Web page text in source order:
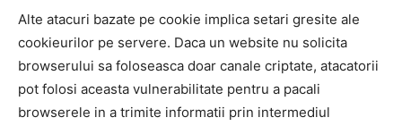
Alte atacuri bazate pe cookie implica setari gresite ale
cookieurilor pe servere. Daca un website nu solicita
browserului sa foloseasca doar canale criptate, atacatorii
pot folosi aceasta vulnerabilitate pentru a pacali
browserele in a trimite informatii prin intermediul